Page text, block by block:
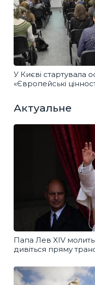
У Києві стартувала
«Європейські
Актуальне
Папа Лев XIV
дивіться пряму